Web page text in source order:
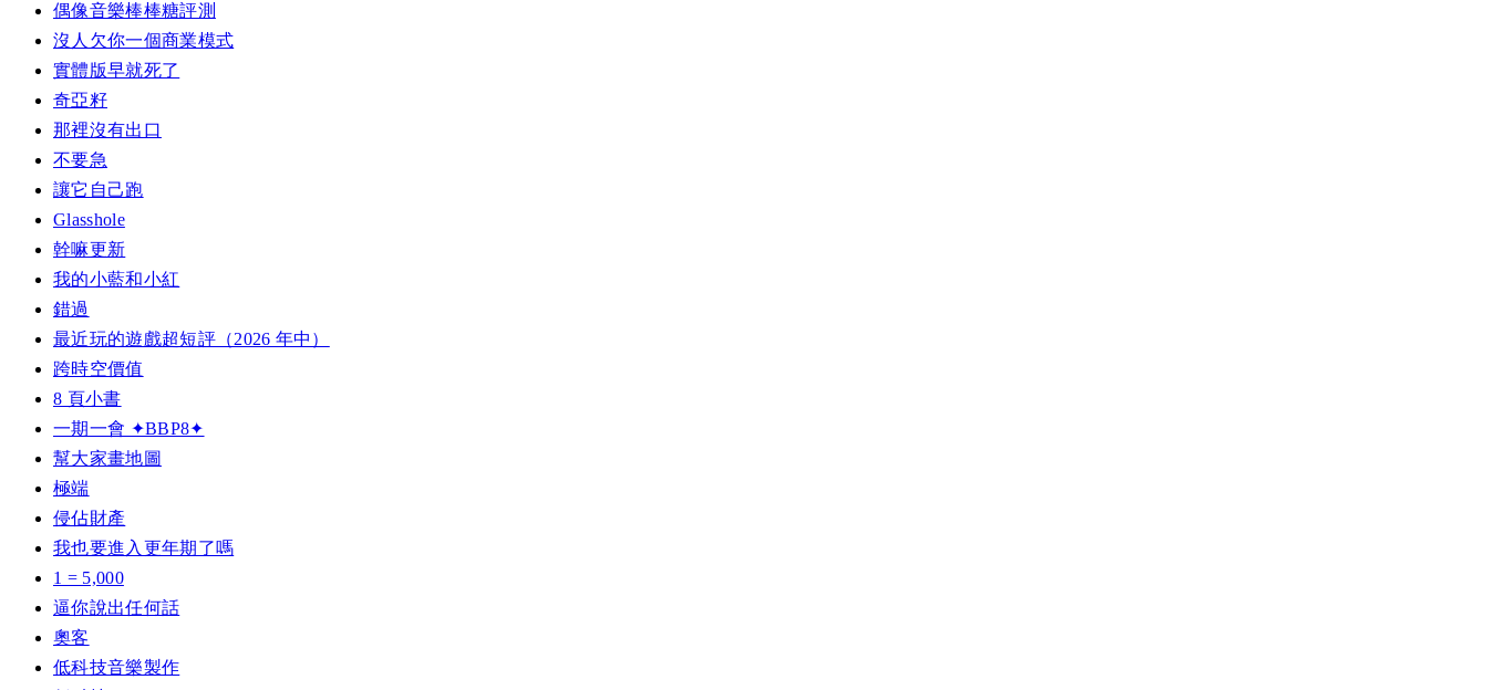
偶像音樂棒棒糖評測
沒人欠你一個商業模式
實體版早就死了
奇亞籽
那裡沒有出口
不要急
讓它自己跑
Glasshole
幹嘛更新
我的小藍和小紅
錯過
最近玩的遊戲超短評（2026 年中）
跨時空價值
8 頁小書
一期一會 ✦BBP8✦
幫大家畫地圖
極端
侵佔財產
我也要進入更年期了嗎
1 = 5,000
逼你說出任何話
奧客
低科技音樂製作